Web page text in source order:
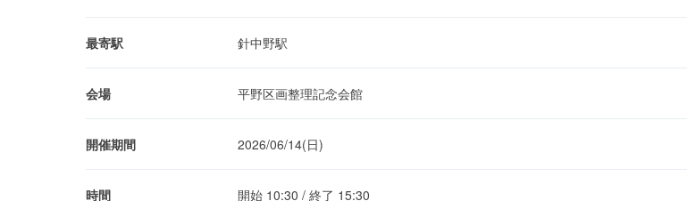
最寄駅 針中野駅
会場 平野区画整理記念会館
開催期間 2026/06/14(日)
時間
開始 10:30 / 終了 15:30